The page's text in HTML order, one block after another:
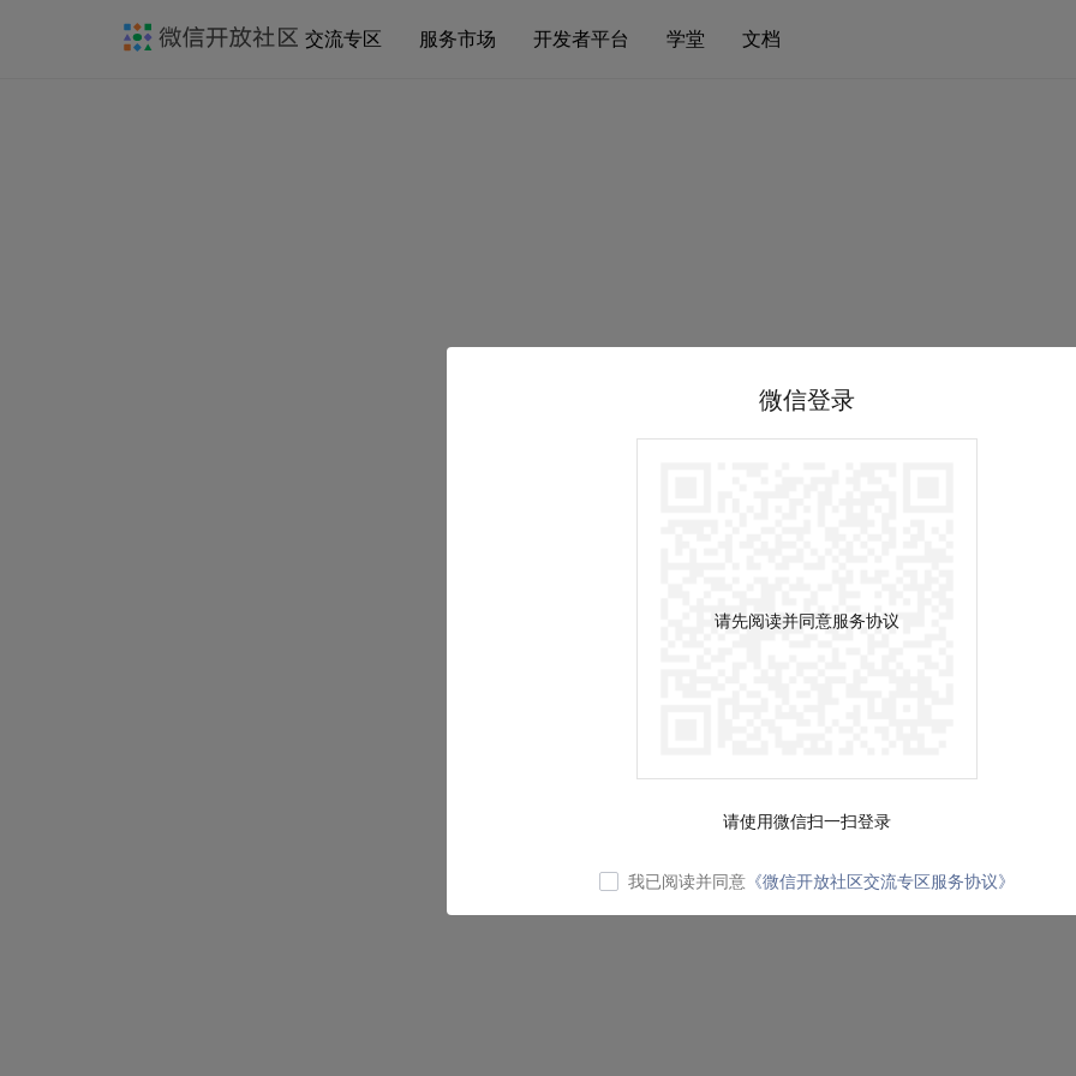
交流专区 服务市场 开发者平台 学堂 文档
微信登录
请先阅读并同意服务协议
请使用微信扫一扫登录
我已阅读并同意 《微信开放社区交流专区服务协议》